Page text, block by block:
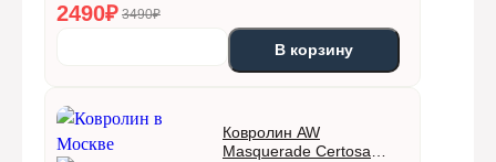
2490₽ 3490₽
В корзину
Ковролин AW
Masquerade Certosa